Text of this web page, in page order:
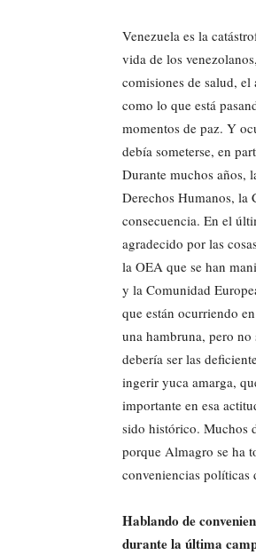
Venezuela es la
vida de los
comisiones de salud,
como lo que está
momentos de paz. Y
debía someterse, en
Durante muchos años,
Derechos Humanos, la
consecuencia. En el
agradecido por las
la OEA que se han
y la Comunidad
que están ocurriendo
una hambruna, pero no
debería ser las
ingerir yuca amarga,
importante en esa
sido histórico. Muchos
porque Almagro se ha
conveniencias políticas
Hablando de
durante la última